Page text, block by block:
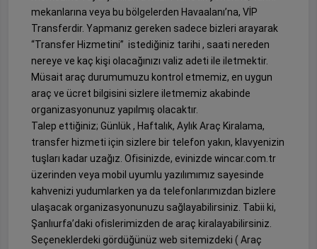
mekanlarına veya bu bölgelerden Havaalanı’na, VİP
Transferdir. Yapmanız gereken sadece bizleri arayarak
“Transfer Hizmetini” istediğiniz tarihi , saati nereden
nereye ve kaç kişi olacağınızı valiz adeti ile iletmektir.
Müsait araç durumumuzu kontrol etmemiz, en uygun
araç ve ücret bilgisini sizlere iletmemiz akabinde
organizasyonunuz yapılmış olacaktır.
Talep ettiğiniz; Günlük , Haftalık, Aylık Araç Kiralama,
transfer hizmeti için sizlere bir telefon yakın, klavyenizin
tuşları kadar uzağız. Ofisinizde, evinizde wincar.com.tr
üzerinden veya mobil uyumlu yazılımımız sayesinde
kahvenizi yudumlarken ya da telefonlarımızdan bizlere
ulaşacak organizasyonunuzu sağlayabilirsiniz. Tabii ki,
Şanlıurfa’daki ofislerimizden de araç kiralayabilirsiniz.
Seçeneklerdeki gördüğünüz web sitemizdeki ( Araç